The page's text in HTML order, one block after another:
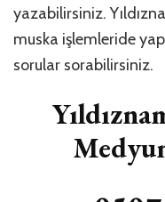
yazabilirsiniz.
muska işlemleride
sorular sorabilirsiniz.